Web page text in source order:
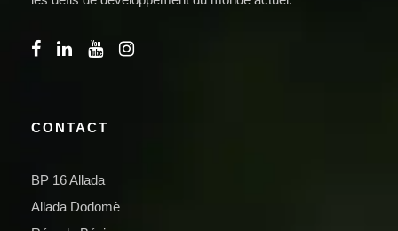
CONTACT
BP 16 Allada
Allada Dodomè